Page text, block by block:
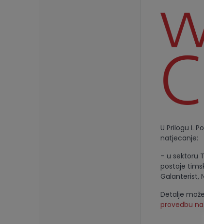
U Prilogu I.
natjecanje:
– u sektoru
postaje
Galanterist,
Detalje
provedbu